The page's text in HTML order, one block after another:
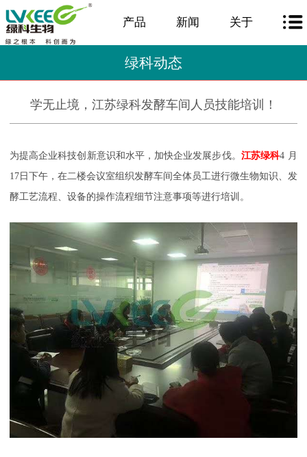
产品 新闻 关于
绿科动态
学无止境，江苏绿科发酵车间人员技能培训！
为提高企业科技创新意识和水平，加快企业发展步伐。 江苏绿科4 月
17 日下午，在二楼会议室组织发酵车间全体员工进行微生物知识、发
酵工艺流程、设备的操作流程细节注意事项等进行培训。